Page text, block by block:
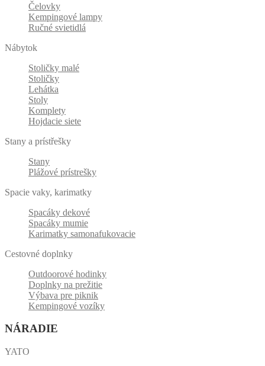
Čelovky
Kempingové lampy
Ručné svietidlá
Nábytok
Stoličky malé
Stoličky
Lehátka
Stoly
Komplety
Hojdacie siete
Stany a prístřešky
Stany
Plážové prístrešky
Spacie vaky, karimatky
Spacáky dekové
Spacáky mumie
Karimatky samonafukovacie
Cestovné doplnky
Outdoorové hodinky
Doplnky na prežitie
Výbava pre piknik
Kempingové vozíky
NÁRADIE
YATO